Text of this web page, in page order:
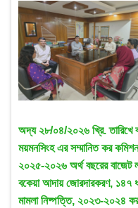
অদ্য ২৮/০৪/২০২৬ খ্রি. তারিখে
ময়মনসিংহ এর সম্মানিত কর
২০২৫-২০২৬ অর্থ বছরের বাজেট
বকেয়া আদায় জোরদারকরণ, ১৪৭
মামলা নিষ্পত্তি, ২০২৩-২০২৪